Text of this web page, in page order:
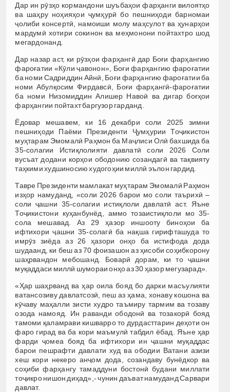
Дар ин рӯзҳо кормандони шуъбаҳои фарҳанги вилоятҳо
ва шаҳру ноҳияҳои ҷумҳурӣ бо пешниҳоди барномаи
ҷолиби консертӣ, намоиши молу маҳсулот ва ҳунарҳои
мардумӣ хотири сокинон ва меҳмонони пойтахтро шод
мегардонанд.
Дар назар аст, ки рӯзҳои фарҳангӣ дар Боғи фарҳангию
фароғатии «Кӯли ҷавонон», Боғи фарҳангию фароғатии
ба номи Садриддин Айнӣ, Боғи фарҳангию фароғатии ба
номи Абулқосим Фирдавсӣ, Боғи фарҳангӣ-фароғатии
ба номи Низомиддин Алишер Навоӣ ва дигар боғҳои
фарҳангии пойтахт баргузор гарданд.
Ёдовар мешавем, ки 16 декабри соли 2025 зимни
пешниҳоди Паёми Президенти Ҷумҳурии Тоҷикистон
муҳтарам Эмомалӣ Раҳмон ба Маҷлиси Олӣ бахшида ба
35-солагии Истиқлолияти давлатӣ соли 2026 Соли
вусъат додани корҳои ободонию созандагӣ ва тақвияту
таҳкими худшиносию худогоҳии миллӣ эълон гардид.
Тавре Президенти мамлакат муҳтарам Эмомалӣ Раҳмон
изҳор намуданд, «соли 2026 барои мо соли таърихӣ –
соли ҷашни 35-солагии истиқлоли давлатӣ аст. Яъне
Тоҷикистони куҳанбунёд, аммо тозаистиқлоли мо 35-
сола мешавад. Аз 29 ҳазор иншооту биноҳои ба
ифтихори ҷашни 35-солагӣ ба нақша гирифташуда то
имрӯз зиёда аз 26 ҳазори онҳо ба истифода дода
шудаанд, ки беш аз 70 фоизашон аз ҳисоби соҳибкорону
шаҳрвандон мебошанд. Боварӣ дорам, ки то ҷашни
муқаддаси миллӣ шумораи онҳо аз 30 ҳазор мегузарад».
«Ҳар шаҳрванд ва ҳар оила бояд бо дарки масъулияти
ватансозиву давлатсозӣ, пеш аз ҳама, хонаву кошона ва
кӯчаву маҳалли зисти худро таъмиру тармим ва тозаву
озода намояд. Ин раванди ободонӣ ва тозакорӣ бояд
тамоми қаламрави кишварро то дурдасттарин деҳоти он
фаро гирад ва ба кори маъмулӣ табдил ёбад. Яъне ҳар
фарди ҷомеа бояд ба ифтихори ин ҷашни муқаддас
барои пешрафти давлати худ ва ободии Ватани азизи
хеш кори некеро анҷом дода, созандаву бунёдкор ва
соҳиби фарҳангу тамаддуни бостонӣ будани миллати
тоҷикро нишон диҳад»,- чунин даъват намуданд Сарвари
давлат.